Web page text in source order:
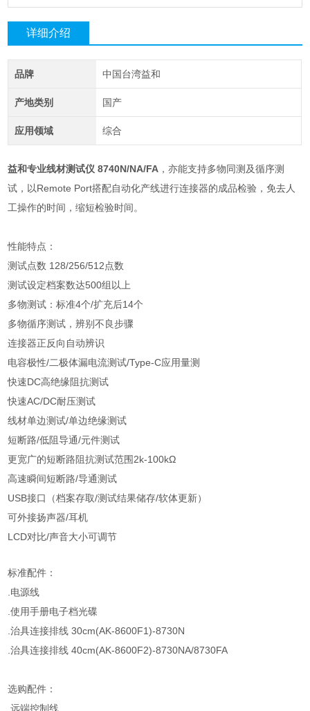
详细介绍
品牌 中国台湾益和
产地类别 国产
应用领域 综合
益和专业线材测试仪 8740N/NA/FA ，亦能支持多物同测及循序测
试，以Remote Port搭配自动化产线进行连接器的成品检验，免去人
工操作的时间，缩短检验时间。
性能特点：
测试点数 128/256/512点数
测试设定档案数达500组以上
多物测试：标准4个/扩充后14个
多物循序测试，辨别不良步骤
连接器正反向自动辨识
电容极性/二极体漏电流测试/Type-C应用量测
快速DC高绝缘阻抗测试
快速AC/DC耐压测试
线材单边测试/单边绝缘测试
短断路/低阻导通/元件测试
更宽广的短断路阻抗测试范围2k-100kΩ
高速瞬间短断路/导通测试
USB接口（档案存取/测试结果储存/软体更新）
可外接扬声器/耳机
LCD对比/声音大小可调节
标准配件：
.电源线
.使用手册电子档光碟
.治具连接排线 30cm(AK-8600F1)-8730N
.治具连接排线 40cm(AK-8600F2)-8730NA/8730FA
选购配件：
.远端控制线